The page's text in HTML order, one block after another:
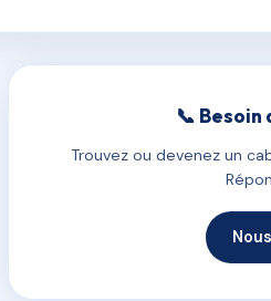
📞 Besoin
Trouvez ou devenez un